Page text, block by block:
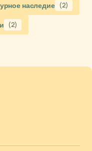
наследие (2)
(2)